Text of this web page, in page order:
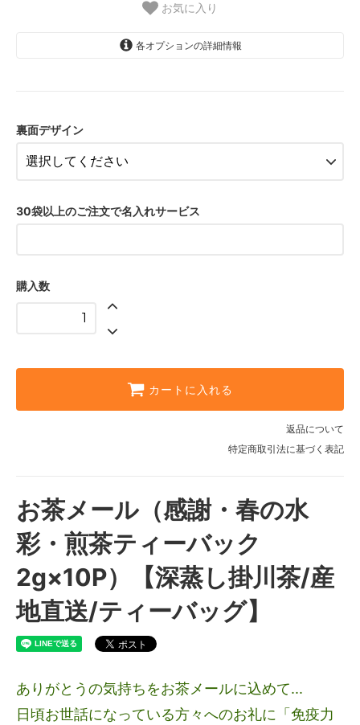
お気に入り
各オプションの詳細情報
裏面デザイン
30袋以上のご注文で名入れサービス
購入数
カートに入れる
返品について
特定商取引法に基づく表記
お茶メール（感謝・春の水
彩・煎茶ティーバック
2g×10P）【深蒸し掛川茶/産
地直送/ティーバッグ】
ありがとうの気持ちをお茶メールに込めて...
日頃お世話になっている方々へのお礼に「免疫力